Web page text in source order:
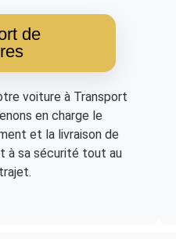
de
voiture à Transport
en charge le
et la livraison de
à sa sécurité tout au